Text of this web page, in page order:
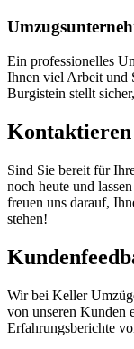
Ein professionelles
Ihnen viel Arbeit und
Burgistein stellt
Kontaktieren
Sind Sie bereit für
noch heute und
freuen uns darauf,
stehen!
Wir bei Keller
von unseren Kunden
Erfahrungsberichte